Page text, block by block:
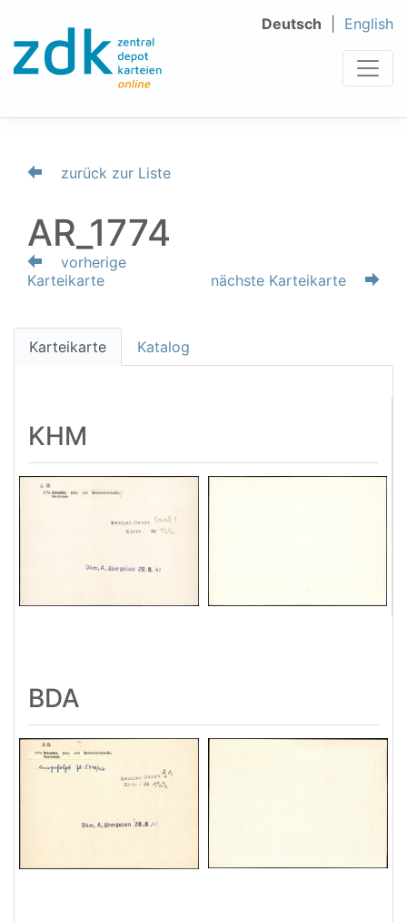
Deutsch English
zurück zur Liste
AR_1774
vorherige
Karteikarte
nächste Karteikarte
Karteikarte Katalog
KHM
BDA